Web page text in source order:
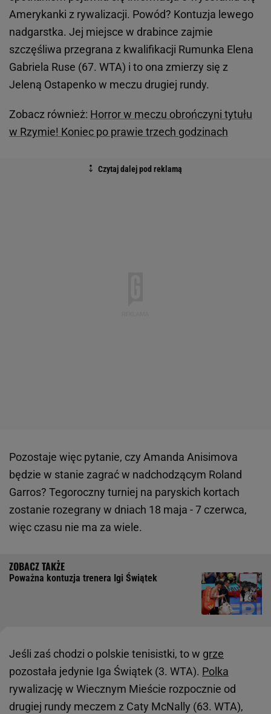
Amerykanki z rywalizacji. Powód? Kontuzja lewego
nadgarstka. Jej miejsce w drabince zajmie
szczęśliwa przegrana z kwalifikacji Rumunka Elena
Gabriela Ruse (67. WTA) i to ona zmierzy się z
Jeleną Ostapenko w meczu drugiej rundy.
Zobacz również: Horror w meczu obrończyni tytułu
w Rzymie! Koniec po prawie trzech godzinach
Pozostaje więc pytanie, czy Amanda Anisimova
będzie w stanie zagrać w nadchodzącym Roland
Garros? Tegoroczny turniej na paryskich kortach
zostanie rozegrany w dniach 18 maja - 7 czerwca,
więc czasu nie ma za wiele.
Poważna kontuzja trenera Igi Świątek
Jeśli zaś chodzi o polskie tenisistki, to w grze
pozostała jedynie Iga Świątek (3. WTA). Polka
rywalizację w Wiecznym Mieście rozpocznie od
drugiej rundy meczem z Caty McNally (63. WTA),